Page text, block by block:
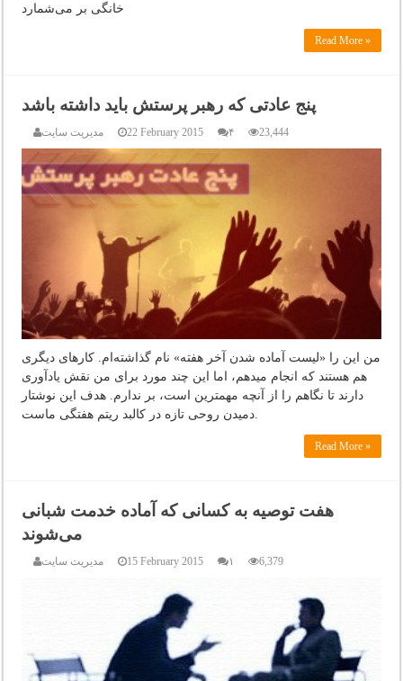
خانگی بر می‌شمارد
Read More »
پنج عادتی که رهبر پرستش باید داشته باشد
مدیریت سایت 22 February 2015 ۴ 23,444
من این را «لیست آماده شدن آخر هفته» نام گذاشته‌ام. کارهای دیگری
هم هستند که انجام میدهم، اما این چند مورد برای من نقش یادآوری
دارند تا نگاهم را از آنچه مهمترین است، بر ندارم. هدف این نوشتار
دمیدن روحی تازه در کالبد ریتم هفتگی ماست.
Read More »
هفت توصیه به کسانی که آماده خدمت شبانی
می‌شوند
مدیریت سایت 15 February 2015 ۱ 6,379